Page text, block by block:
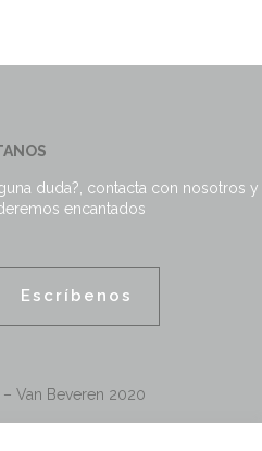
duda?, contacta con nosotros y
encantados
Escríbenos
Van Beveren 2020